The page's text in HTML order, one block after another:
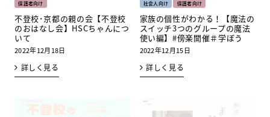
保護者向け
不登校･京都の親の会【不登校
のおはなし会】HSCちゃんにつ
いて
2022年12月18日
詳しく見る
社会人向け 保護者向け
家族の個性がわかる！【魔法の
スイッチ3つのグループの魔法
使い編】#傍楽開催＃学ぼう
2022年12月15日
詳しく見る